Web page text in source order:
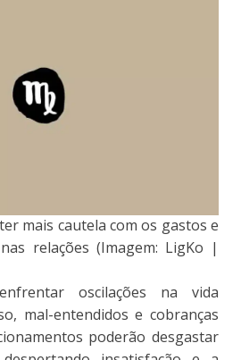
mais cautela com os gastos e
relações (Imagem: LigKo |
oscilações na vida
mal-entendidos e cobranças
poderão desgastar